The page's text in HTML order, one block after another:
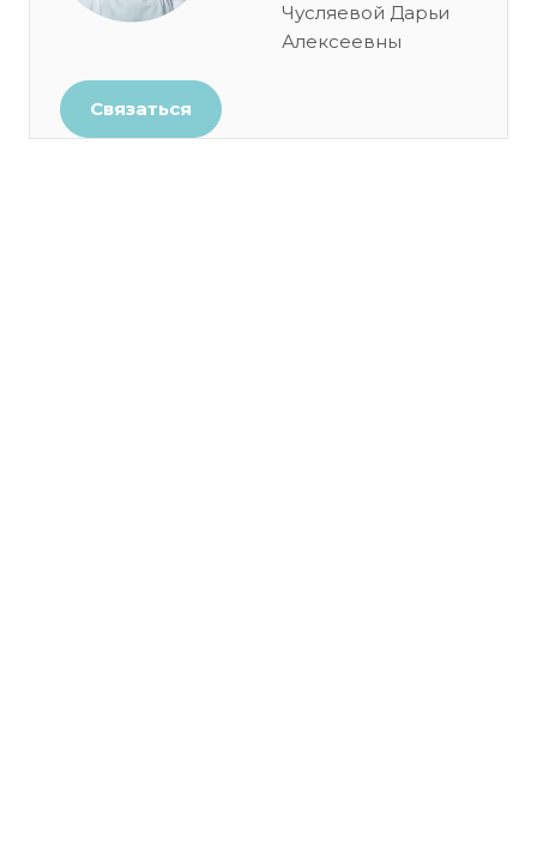
Чусляевой Дарьи
Алексеевны
Связаться